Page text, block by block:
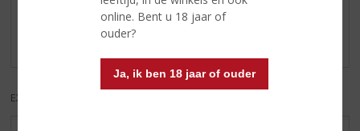
online. Bent u 18 jaar of
ouder?
Ja, ik ben 18 jaar of ouder
Schrijf een review
Er zijn nog geen reviews geplaatst voor dit product
EXCL. BTW